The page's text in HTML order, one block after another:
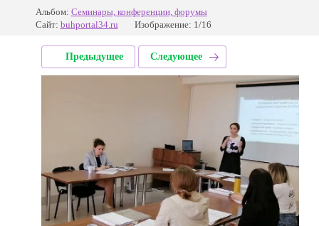
Альбом: Семинары, конференции, форумы
Сайт: buhportal34.ru Изображение: 1/16
Предыдущее Следующее